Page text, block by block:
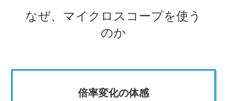
なぜ、マイクロスコープを使う
のか
倍率変化の体感